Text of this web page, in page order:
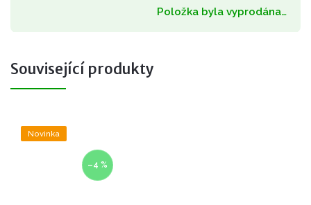
Položka byla vyprodána…
Související produkty
Novinka
–4 %